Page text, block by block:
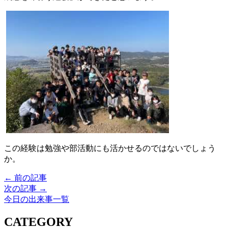
この経験は勉強や部活動にも活かせるのではないでしょう
か。
← 前の記事
次の記事 →
今日の出来事一覧
CATEGORY